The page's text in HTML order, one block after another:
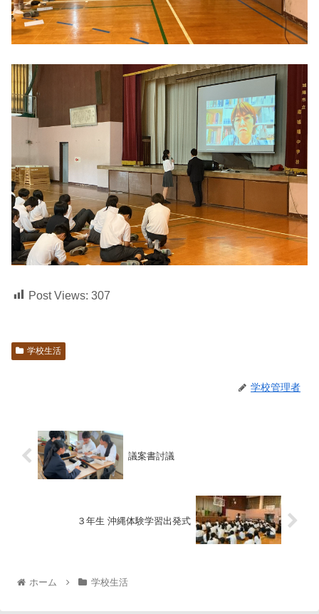
Post Views: 307
学校生活
学校管理者
議案書討議
３年生 沖縄体験学習出発式
ホーム 学校生活